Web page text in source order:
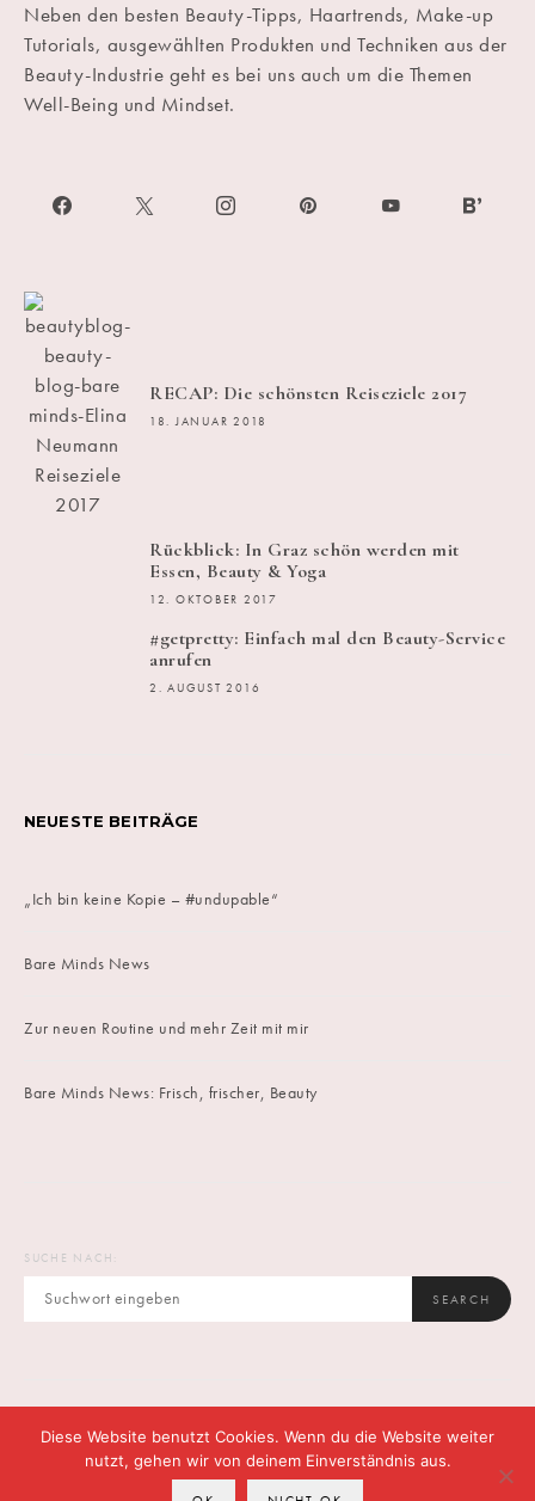
Neben den besten Beauty-Tipps, Haartrends, Make-up
Tutorials, ausgewählten Produkten und Techniken aus der
Beauty-Industrie geht es bei uns auch um die Themen
Well-Being und Mindset.
RECAP: Die schönsten Reiseziele 2017
18. JANUAR 2018
Rückblick: In Graz schön werden mit
Essen, Beauty & Yoga
12. OKTOBER 2017
#getpretty: Einfach mal den Beauty-Service
anrufen
2. AUGUST 2016
NEUESTE BEITRÄGE
„Ich bin keine Kopie – #undupable“
Bare Minds News
Zur neuen Routine und mehr Zeit mit mir
Bare Minds News: Frisch, frischer, Beauty
SUCHE NACH:
SEARCH
DATENSCHUTZ CONTACT
Diese Website benutzt Cookies. Wenn du die Website weiter
nutzt, gehen wir von deinem Einverständnis aus.